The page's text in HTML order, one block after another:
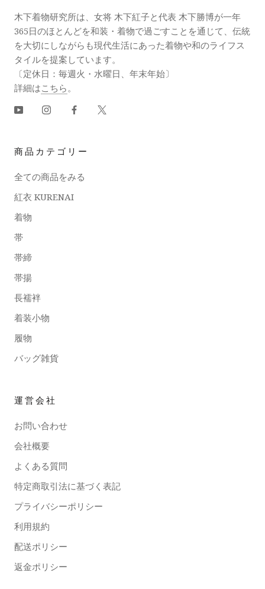
木下着物研究所は、女将 木下紅子と代表 木下勝博が一年
365日のほとんどを和装・着物で過ごすことを通じて、伝統
を大切にしながらも現代生活にあった着物や和のライフス
タイルを提案しています。
〔定休日：毎週火・水曜日、年末年始〕
詳細はこちら。
商品カテゴリー
全ての商品をみる
紅衣 KURENAI
着物
帯
帯締
帯揚
長襦袢
着装小物
履物
バッグ雑貨
運営会社
お問い合わせ
会社概要
よくある質問
特定商取引法に基づく表記
プライバシーポリシー
利用規約
配送ポリシー
返金ポリシー